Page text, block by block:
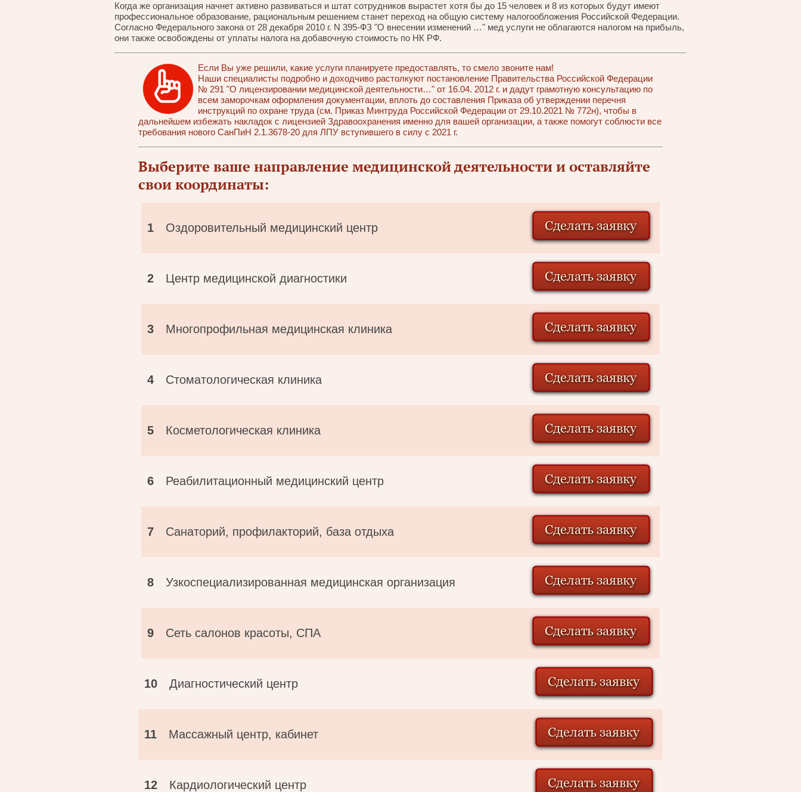
Когда же организация начнет активно развиваться и штат сотрудников вырастет хотя бы до 15 человек и 8 из которых будут имеют
профессиональное образование, рациональным решением станет переход на общую систему налогообложения Российской Федерации.
Согласно Федерального закона от 28 декабря 2010 г. N 395-ФЗ "О внесении изменений …" мед услуги не облагаются налогом на прибыль,
они также освобождены от уплаты налога на добавочную стоимость по НК РФ.
Если Вы уже решили, какие услуги планируете предоставлять, то смело звоните нам!
Наши специалисты подробно и доходчиво растолкуют постановление Правительства Российской Федерации
№ 291 "О лицензировании медицинской деятельности…" от 16.04. 2012 г. и дадут грамотную консультацию по
всем заморочкам оформления документации, вплоть до составления Приказа об утверждении перечня
инструкций по охране труда (см. Приказ Минтруда Российской Федерации от 29.10.2021 № 772н), чтобы в
дальнейшем избежать накладок с лицензией Здравоохранения именно для вашей организации, а также помогут соблюсти все
требования нового СанПиН 2.1.3678-20 для ЛПУ вступившего в силу с 2021 г.
Выберите ваше направление медицинской деятельности и оставляйте
свои координаты:
1 Оздоровительный медицинский центр
2 Центр медицинской диагностики
3 Многопрофильная медицинская клиника
4 Стоматологическая клиника
5 Косметологическая клиника
6 Реабилитационный медицинский центр
7 Санаторий, профилакторий, база отдыха
8 Узкоспециализированная медицинская организация
9 Сеть салонов красоты, СПА
10 Диагностический центр
11 Массажный центр, кабинет
12 Кардиологический центр